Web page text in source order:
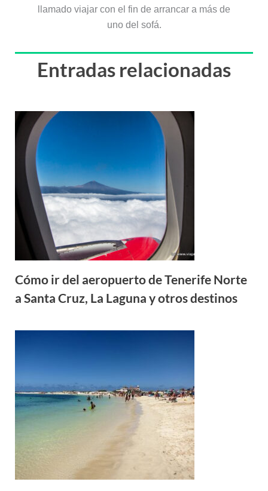
llamado viajar con el fin de arrancar a más de
uno del sofá.
Entradas relacionadas
Cómo ir del aeropuerto de Tenerife Norte
a Santa Cruz, La Laguna y otros destinos